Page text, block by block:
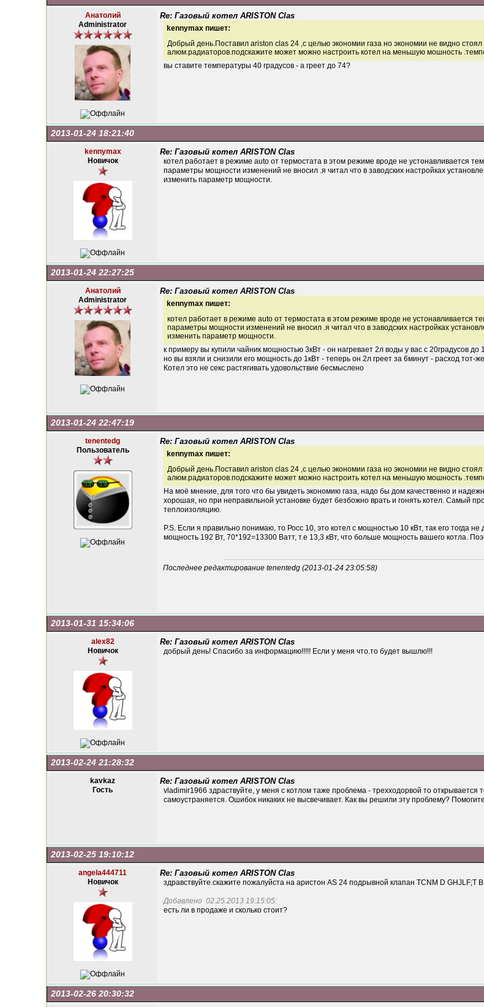
Анатолий
Administrator
Re: Газовый котел ARISTON Clas
kennymax пишет:
Добрый день.Поставил ariston clas 24 ,с целью экономии газа но экономии не видно
алюм.радиаторов.подскажите может можно настроить котел на меньшую мошность
вы ставите температуры 40 градусов - а греет до 74?
2013-01-24 18:21:40
kennymax
Новичок
Re: Газовый котел ARISTON Clas
котел работает в режиме auto от термостата в этом режиме вроде не устонавливается
параметры мощности изменений не вносил .я читал что в заводских настройках
изменить параметр мощности.
2013-01-24 22:27:25
Анатолий
Administrator
Re: Газовый котел ARISTON Clas
kennymax пишет:
котел работает в режиме auto от термостата в этом режиме вроде не устонавливается
параметры мощности изменений не вносил .я читал что в заводских настройках
изменить параметр мощности.
к примеру вы купили чайник мощностью 3кВт - он нагревает 2л воды у вас с 20градусов
но вы взяли и снизили его мощность до 1кВт - теперь он 2л греет за 6минут - расход тот-
Котел это не секс растягивать удовольствие бесмыслено
2013-01-24 22:47:19
tenentedg
Пользователь
Re: Газовый котел ARISTON Clas
kennymax пишет:
Добрый день.Поставил ariston clas 24 ,с целью экономии газа но экономии не видно
алюм.радиаторов.подскажите может можно настроить котел на меньшую мошность
На моё мнение, для того что бы увидеть экономию газа, надо бы дом качественно и
хорошая, но при неправильной установке будет безбожно врать и гонять котел. Самый
теплоизоляцию.
P.S. Если я правильно понимаю, то Росс 10, это котел с мощностью 10 кВт, так его тогда
мощность 192 Вт, 70*192=13300 Ватт, т.е 13,3 кВт, что больше мощность вашего котла.
Последнее редактирование tenentedg (2013-01-24 23:05:58)
2013-01-31 15:34:06
alex82
Новичок
Re: Газовый котел ARISTON Clas
добрый день! Спасибо за информацию!!!!! Если у меня что.то будет вышлю!!!
2013-02-24 21:28:32
kavkaz
Гость
Re: Газовый котел ARISTON Clas
vladimir1966 здраствуйте, у меня с котлом таже проблема - трехходорвой то
самоустраняется. Ошибок никаких не высвечивает. Как вы решили эту проблему?
2013-02-25 19:10:12
angela444711
Новичок
Re: Газовый котел ARISTON Clas
здравствуйте.скажите пожалуйста на аристон AS 24 подрывной клапан TCNM D GHJLF;T
Добавлено 02.25.2013 19:15:05:
есть ли в продаже и сколько стоит?
2013-02-26 20:30:32